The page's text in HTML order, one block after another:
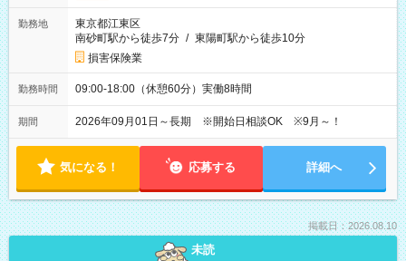
勤務地
東京都江東区
南砂町駅から徒歩7分 / 東陽町駅から徒歩10分
損害保険業
勤務時間 09:00-18:00（休憩60分）実働8時間
期間 2026年09月01日～長期 ※開始日相談OK ※9月～！
気になる！ 応募する 詳細へ
掲載日：2026.08.10
未読